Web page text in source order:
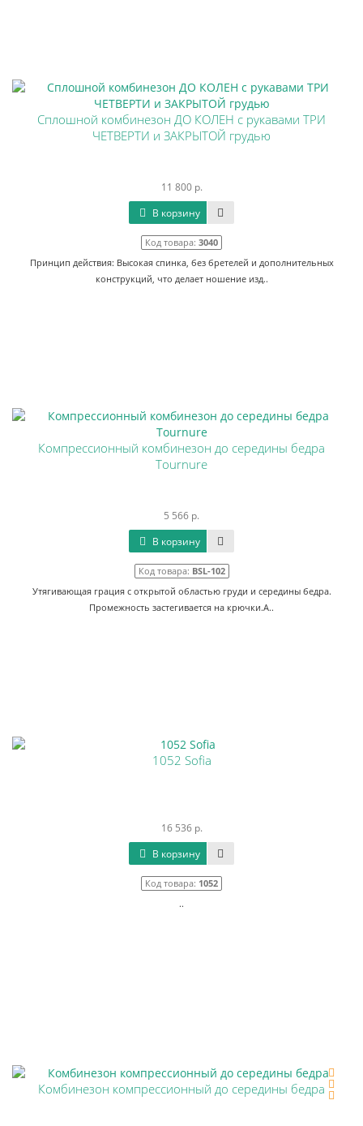
Сплошной комбинезон ДО КОЛЕН с рукавами ТРИ
ЧЕТВЕРТИ и ЗАКРЫТОЙ грудью
11 800 р.
В корзину
Код товара: 3040
Принцип действия: Высокая спинка, без бретелей и дополнительных
конструкций, что делает ношение изд..
Компрессионный комбинезон до середины бедра
Tournure
5 566 р.
В корзину
Код товара: BSL-102
Утягивающая грация с открытой областью груди и середины бедра.
Промежность застегивается на крючки.А..
1052 Sofia
16 536 р.
В корзину
Код товара: 1052
..
Комбинезон компрессионный до середины бедра